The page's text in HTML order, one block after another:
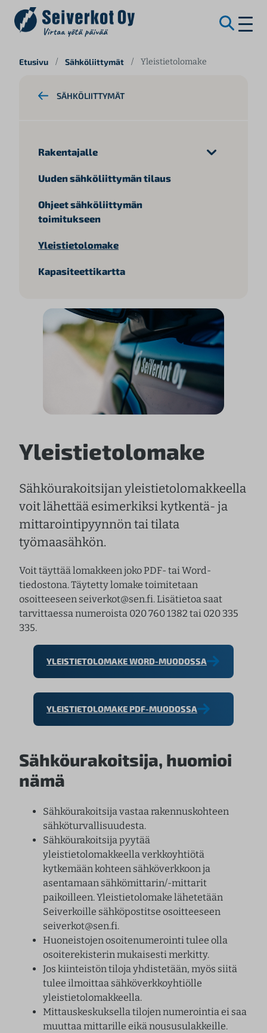
Etusivu / Sähköliittymät / Yleistietolomake
SÄHKÖLIITTYMÄT
Rakentajalle
Uuden sähköliittymän tilaus
Ohjeet sähköliittymän
toimitukseen
Yleistietolomake
Kapasiteettikartta
Yleistietolomake
Sähköurakoitsijan yleistietolomakkeella
voit lähettää esimerkiksi kytkentä- ja
mittarointipyynnön tai tilata
työmaasähkön.
Voit täyttää lomakkeen joko PDF- tai Word-
tiedostona. Täytetty lomake toimitetaan
osoitteeseen seiverkot@sen.fi. Lisätietoa saat
tarvittaessa numeroista 020 760 1382 tai 020 335
335.
YLEISTIETOLOMAKE WORD-MUODOSSA
YLEISTIETOLOMAKE PDF-MUODOSSA
Sähköurakoitsija, huomioi
nämä
Sähköurakoitsija vastaa rakennuskohteen
sähköturvallisuudesta.
Sähköurakoitsija pyytää
yleistietolomakkeella verkkoyhtiötä
kytkemään kohteen sähköverkkoon ja
asentamaan sähkömittarin/-mittarit
paikoilleen. Yleistietolomake lähetetään
Seiverkoille sähköpostitse osoitteeseen
seiverkot@sen.fi.
Huoneistojen osoitenumerointi tulee olla
osoiterekisterin mukaisesti merkitty.
Jos kiinteistön tiloja yhdistetään, myös siitä
tulee ilmoittaa sähköverkkoyhtiölle
yleistietolomakkeella.
Mittauskeskuksella tilojen numerointia ei saa
muuttaa mittarille eikä noususulakkeille.